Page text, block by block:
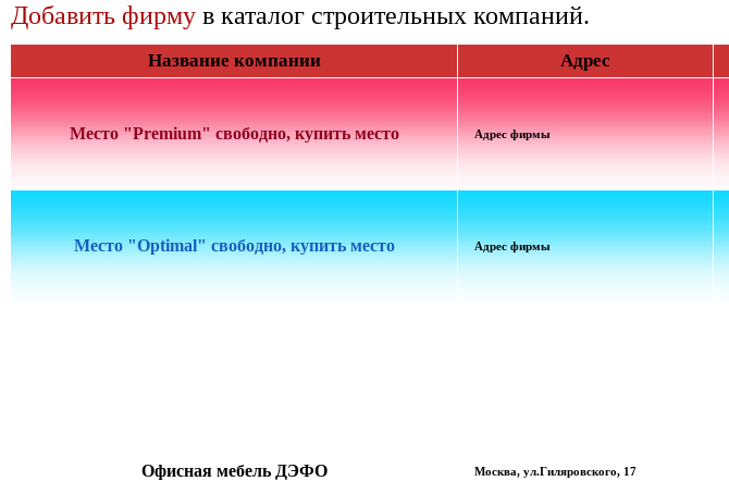
Добавить фирму в каталог строительных компаний.
Название компании Адрес
Место "Premium" свободно, купить место Адрес фирмы
Место "Optimal" свободно, купить место Адрес фирмы
Офисная мебель ДЭФО Москва, ул.Гиляровского, 17